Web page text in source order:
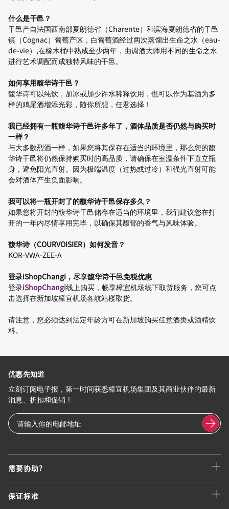
什么是干邑？
干邑产自法国西南部夏朗德省（Charente）和滨海夏朗德省的干邑
镇（Cognac）葡萄产区，白葡萄酒经过两次蒸馏出生命之水（eau-
de-vie）,在橡木桶中熟成至少两年，由调酒大师用不同的生命之水
进行艺术调配而成独特风味的干邑。
如何享用馥华诗干邑？
馥华诗可以纯饮，加冰或加少许水稀释饮用，也可以作为基酒为多
样的鸡尾酒增添光彩，随你所想，任君选择！
我已经拥有一瓶馥华诗干邑许多年了，酒体品质是否仍然与购买时
一样？
与大多数烈酒一样，如果您将其保存在适当的环境里，那么您的馥
华诗干邑将仍然保持购买时的高品质，请确保在室温条件下直立瓶
身，避免阳光直射。因为极端温度（过热或过冷）和强光直射可能
会对酒体产生负面影响。
我可以将一瓶开封了的馥华诗干邑保存多久？
如果您将开封的馥华诗干邑储存在适当的环境里，我们建议您在打
开的一年内尽情享用完毕，以确保其馥郁的香气与风味体验。
馥华诗（COURVOISIER）如何发音？
KOR-VWA-ZEE-A
登录iShopChangi，尽享馥华诗干邑免税优惠
登录iShopChangi线上购买，畅享樟宜机场线下取货服务，您可点
击选择在新加坡樟宜机场各航站楼取货。
请注意，您必须达到法定年龄方可在新加坡购买任意酒类或酒精饮
料。
需要协助?
保证标准
优惠先知道
立刻订阅电子报，第一时间获悉樟宜机场集团及其商业伙伴的最新
消息、折扣和促销！